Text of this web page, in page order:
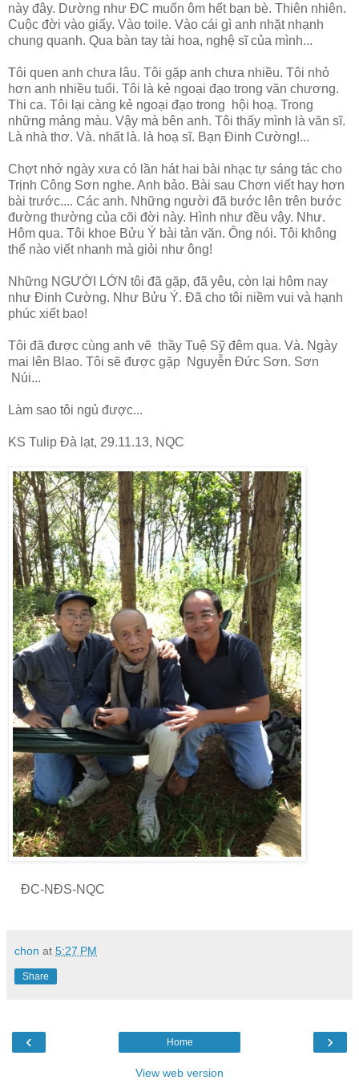
này đây. Dường như ĐC muốn ôm hết bạn bè. Thiên nhiên.
Cuộc đời vào giấy. Vào toile. Vào cái gì anh nhặt nhạnh
chung quanh. Qua bàn tay tài hoa, nghệ sĩ của mình...
Tôi quen anh chưa lâu. Tôi gặp anh chưa nhiều. Tôi nhỏ
hơn anh nhiều tuổi. Tôi là kẻ ngoại đạo trong văn chương.
Thi ca. Tôi lại càng kẻ ngoại đạo trong hội hoạ. Trong
những mảng màu. Vậy mà bên anh. Tôi thấy mình là văn sĩ.
Là nhà thơ. Và. nhất là. là hoạ sĩ. Bạn Đinh Cường!...
Chợt nhớ ngày xưa có lần hát hai bài nhạc tự sáng tác cho
Trịnh Công Sơn nghe. Anh bảo. Bài sau Chơn viết hay hơn
bài trước.... Các anh. Những người đã bước lên trên bước
đường thường của cõi đời này. Hình như đều vậy. Như.
Hôm qua. Tôi khoe Bửu Ý bài tản văn. Ông nói. Tôi không
thể nào viết nhanh mà giỏi như ông!
Những NGƯỜI LỚN tôi đã gặp, đã yêu, còn lại hôm nay
như Đinh Cường. Như Bửu Ý. Đã cho tôi niềm vui và hạnh
phúc xiết bao!
Tôi đã được cùng anh vẽ thầy Tuệ Sỹ đêm qua. Và. Ngày
mai lên Blao. Tôi sẽ được gặp Nguyễn Đức Sơn. Sơn
Núi...
Làm sao tôi ngủ được...
KS Tulip Đà lạt, 29.11.13, NQC
ĐC-NĐS-NQC
chon at 5:27 PM
Share
‹ ›
Home
View web version